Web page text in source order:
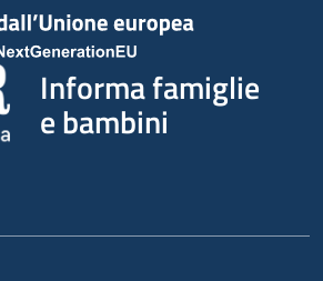
Informa famiglie
e bambini